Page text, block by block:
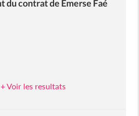
du contrat de Emerse Faé
+ Voir les resultats